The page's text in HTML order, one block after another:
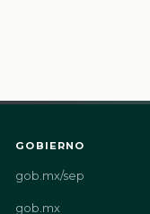
GOBIERNO
gob.mx/sep
gob.mx